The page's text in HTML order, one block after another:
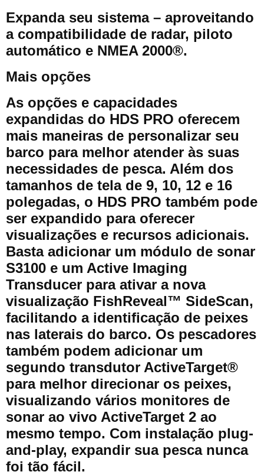
Expanda seu sistema – aproveitando
a compatibilidade de radar, piloto
automático e NMEA 2000®.
Mais opções
As opções e capacidades
expandidas do HDS PRO oferecem
mais maneiras de personalizar seu
barco para melhor atender às suas
necessidades de pesca. Além dos
tamanhos de tela de 9, 10, 12 e 16
polegadas, o HDS PRO também pode
ser expandido para oferecer
visualizações e recursos adicionais.
Basta adicionar um módulo de sonar
S3100 e um Active Imaging
Transducer para ativar a nova
visualização FishReveal™ SideScan,
facilitando a identificação de peixes
nas laterais do barco. Os pescadores
também podem adicionar um
segundo transdutor ActiveTarget®
para melhor direcionar os peixes,
visualizando vários monitores de
sonar ao vivo ActiveTarget 2 ao
mesmo tempo. Com instalação plug-
and-play, expandir sua pesca nunca
foi tão fácil.